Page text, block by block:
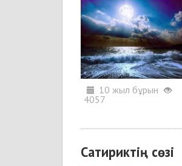
10 жыл бұрын
4057
Сатириктің сөзі